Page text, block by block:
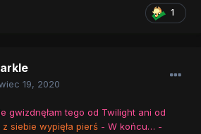
1
19, 2020
gwizdnęłam tego od Twilight ani od
z siebie wypięła pierś - W końcu… -